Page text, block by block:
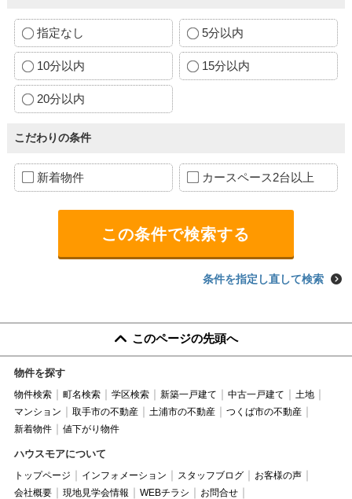
指定なし 5分以内
10分以内 15分以内
20分以内
こだわりの条件
新着物件 カースペース2台以上
条件を指定し直して検索
このページの先頭へ
物件を探す
物件検索 町名検索 学区検索 新築一戸建て 中古一戸建て
土地
マンション
取手市の不動産 土浦市の不動産
つくば市の不動産
新着物件
値下がり物件
ハウスモアについて
トップページ インフォメーション スタッフブログ
お客様の声
会社概要
現地見学会情報 WEBチラシ
お問合せ